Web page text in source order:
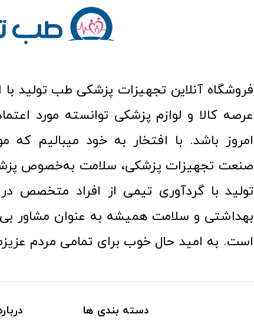
امروز باشد. با افتخار به خود میبالیم که
صنعت تجهیزات پزشکی، سلامت به‌خصوص
تولید با گردآوری تیمی از افراد متخصص
بهداشتی و سلامت همیشه به عنوان مشاور
است. به امید حال خوب برای تمامی مردم
دسته بندی ها